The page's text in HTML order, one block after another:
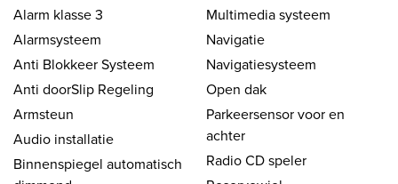
Alarm klasse 3
Alarmsysteem
Anti Blokkeer Systeem
Anti doorSlip Regeling
Armsteun
Audio installatie
Binnenspiegel automatisch
Multimedia systeem
Navigatie
Navigatiesysteem
Open dak
Parkeersensor voor en
achter
Radio CD speler